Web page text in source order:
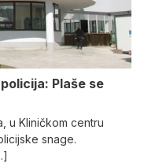
Plaše se
u Kliničkom centru
snage.